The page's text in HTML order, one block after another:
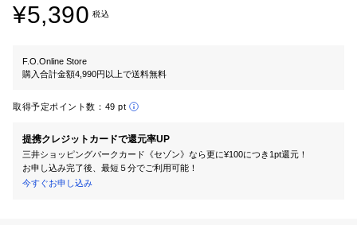
¥5,390 税込
F.O.Online Store
購入合計金額4,990円以上で送料無料
取得予定ポイント数： 49 pt
提携クレジットカードで還元率UP
三井ショッピングパークカード《セゾン》なら更に¥100につき1pt還元！
お申し込み完了後、最短５分でご利用可能！
今すぐお申し込み